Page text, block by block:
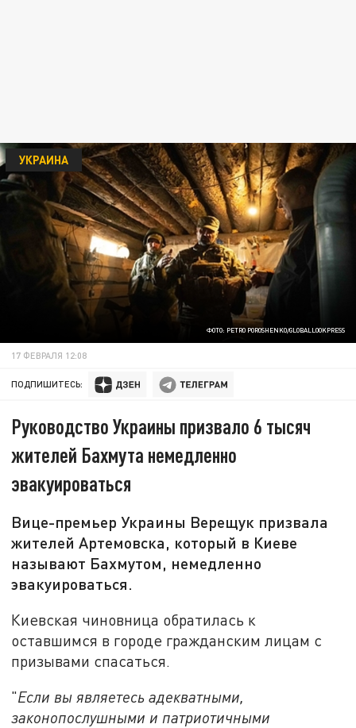
ФОТО: PETRO POROSHENKO/GLOBALLOOKPRESS
УКРАИНА
17 ФЕВРАЛЯ 12:08
ПОДПИШИТЕСЬ:
Руководство Украины призвало 6 тысяч
жителей Бахмута немедленно
эвакуироваться
Вице-премьер Украины Верещук призвала
жителей Артемовска, который в Киеве
называют Бахмутом, немедленно
эвакуироваться.
Киевская чиновница обратилась к
оставшимся в городе гражданским лицам с
призывами спасаться.
"Если вы являетесь адекватными,
законопослушными и патриотичными